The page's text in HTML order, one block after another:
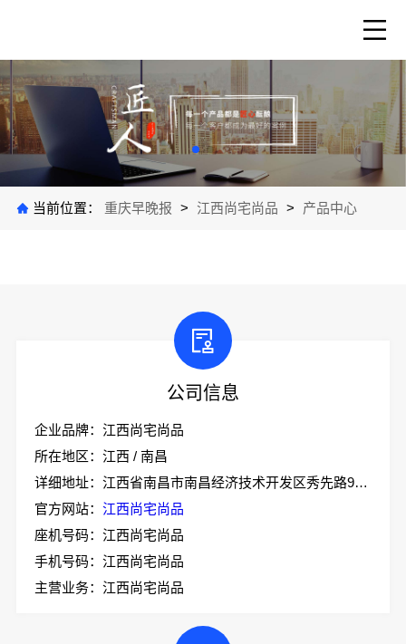
当前位置： 重庆早晚报 > 江西尚宅尚品 > 产品中心
公司信息
企业品牌：江西尚宅尚品
所在地区：江西 / 南昌
详细地址：江西省南昌市南昌经济技术开发区秀先路999号技术协同创新园1-5#厂房二层南侧103室
官方网站： 江西尚宅尚品
座机号码：江西尚宅尚品
手机号码：江西尚宅尚品
主营业务：江西尚宅尚品